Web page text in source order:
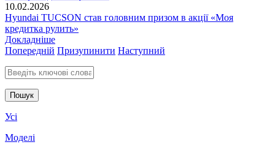
10.02.2026
Hyundai TUCSON став головним призом в акції «Моя
кредитка рулить»
Докладніше
Попередній Призупинити Наступний
Введіть ключові слова для пошуку
Усі
Моделі